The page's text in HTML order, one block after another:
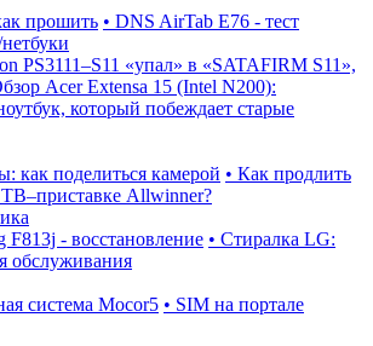
прошить • DNS AirTab E76 - тест
PS3111–S11 «упал» в «SATAFIRM S11»,
Acer Extensa 15 (Intel N200):
который побеждает старые
как поделиться камерой • Как продлить
Allwinner?
F813j - восстановление • Стиралка LG:
обслуживания
система Mocor5 • SIM на портале